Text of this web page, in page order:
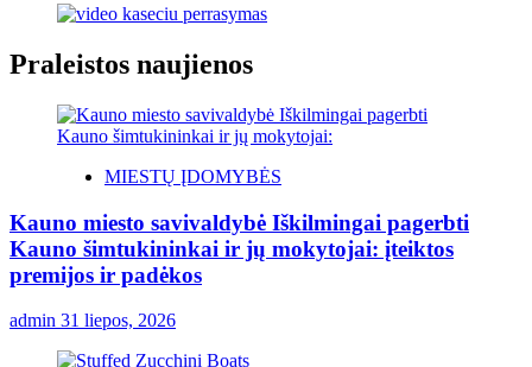
Praleistos naujienos
MIESTŲ ĮDOMYBĖS
Kauno miesto savivaldybė Iškilmingai pagerbti
Kauno šimtukininkai ir jų mokytojai: įteiktos
premijos ir padėkos
admin 31 liepos, 2026